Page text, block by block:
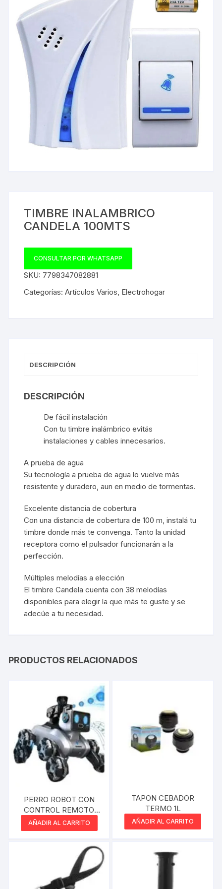
TIMBRE INALAMBRICO
CANDELA 100MTS
CONSULTAR POR WHATSAPP
SKU: 7798347082881
Categorías:Artículos Varios Electrohogar
DESCRIPCIÓN
DESCRIPCIÓN
De fácil instalación
Con tu timbre inalámbrico evitás
instalaciones y cables innecesarios.
A prueba de agua
Su tecnología a prueba de agua lo vuelve más
resistente y duradero, aun en medio de tormentas.
Excelente distancia de cobertura
Con una distancia de cobertura de 100 m, instalá tu
timbre donde más te convenga. Tanto la unidad
receptora como el pulsador funcionarán a la
perfección.
Múltiples melodías a elección
El timbre Candela cuenta con 38 melodías
disponibles para elegir la que más te guste y se
adecúe a tu necesidad.
PRODUCTOS RELACIONADOS
PERRO ROBOT CON
CONTROL REMOTO
DISPARADOR
HIDROGEL 2.4HZ
AÑADIR AL CARRITO
TAPON CEBADOR
TERMO 1L
AÑADIR AL CARRITO